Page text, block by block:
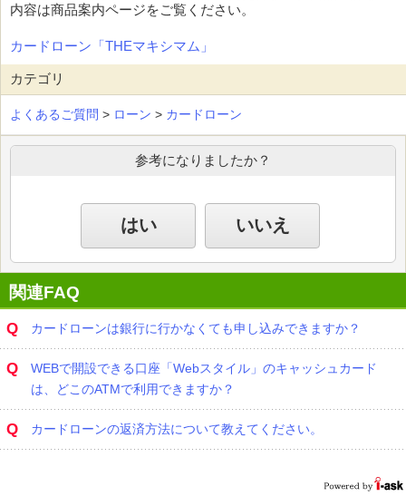
内容は商品案内ページをご覧ください。
カードローン「THEマキシマム」
カテゴリ
よくあるご質問 > ローン > カードローン
参考になりましたか？
はい いいえ
関連FAQ
Q カードローンは銀行に行かなくても申し込みできますか？
Q
WEBで開設できる口座「Webスタイル」のキャッシュカード
は、どこのATMで利用できますか？
Q カードローンの返済方法について教えてください。